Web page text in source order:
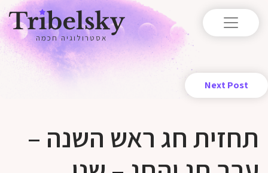
אסטרולוגיה חכמה
Next Post
תחזית חג ראש השנה –